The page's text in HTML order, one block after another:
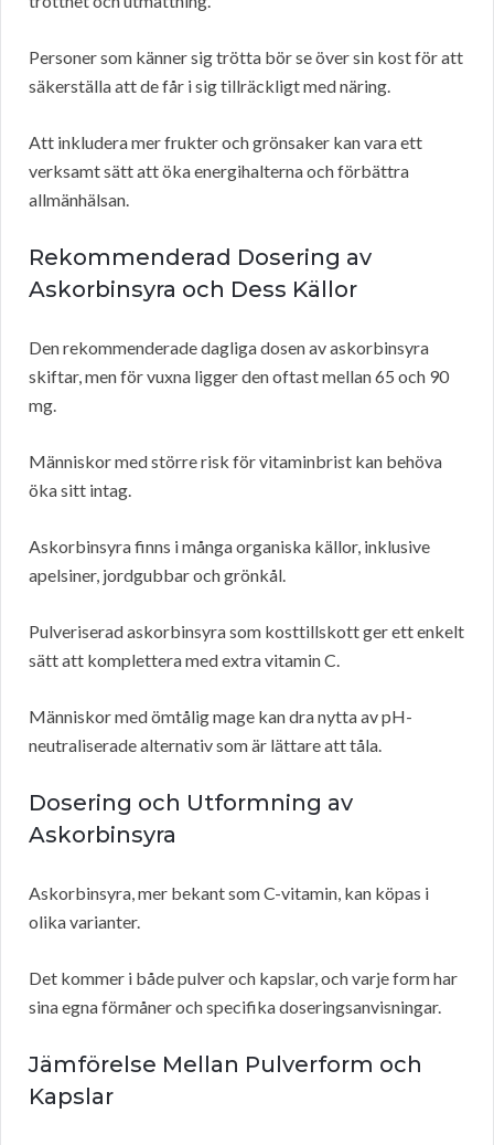
Personer som känner sig trötta bör se över sin kost för att
säkerställa att de får i sig tillräckligt med näring.
Att inkludera mer frukter och grönsaker kan vara ett
verksamt sätt att öka energihalterna och förbättra
allmänhälsan.
Rekommenderad Dosering av
Askorbinsyra och Dess Källor
Den rekommenderade dagliga dosen av askorbinsyra
skiftar, men för vuxna ligger den oftast mellan 65 och 90
mg.
Människor med större risk för vitaminbrist kan behöva
öka sitt intag.
Askorbinsyra finns i många organiska källor, inklusive
apelsiner, jordgubbar och grönkål.
Pulveriserad askorbinsyra som kosttillskott ger ett enkelt
sätt att komplettera med extra vitamin C.
Människor med ömtålig mage kan dra nytta av pH-
neutraliserade alternativ som är lättare att tåla.
Dosering och Utformning av
Askorbinsyra
Askorbinsyra, mer bekant som C-vitamin, kan köpas i
olika varianter.
Det kommer i både pulver och kapslar, och varje form har
sina egna förmåner och specifika doseringsanvisningar.
Jämförelse Mellan Pulverform och
Kapslar